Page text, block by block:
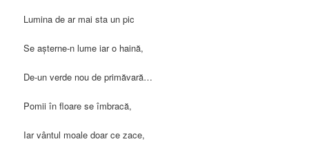
Lumina de ar mai sta un pic
Se așterne-n lume iar o haină,
De-un verde nou de primăvară…
Pomii în floare se îmbracă,
Iar vântul moale doar ce zace,